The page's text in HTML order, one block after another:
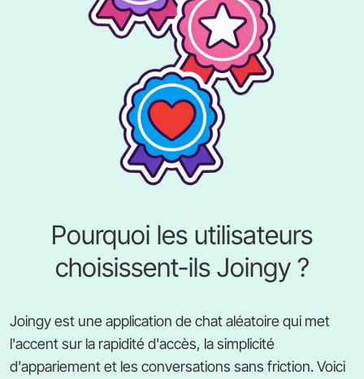
Pourquoi les utilisateurs
choisissent-ils Joingy ?
Joingy est une application de chat aléatoire qui met
l'accent sur la rapidité d'accès, la simplicité
d'appariement et les conversations sans friction. Voici